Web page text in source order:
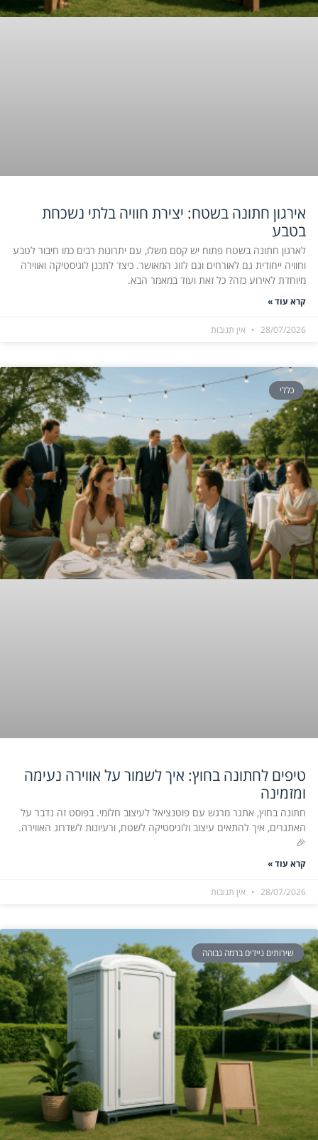
אירגון חתונה בשטח: יצירת חוויה בלתי נשכחת
בטבע
לארגון חתונה בשטח פתוח יש קסם משלו, עם יתרונות רבים כמו חיבור לטבע
וחוויה ייחודית גם לאורחים וגם לזוג המאושר. כיצד לתכנן לוגיסטיקה ואווירה
מיוחדת לאירוע כזה? כל זאת ועוד במאמר הבא.
קרא עוד »
28/07/2026 אין תגובות
כללי
טיפים לחתונה בחוץ: איך לשמור על אווירה נעימה
ומזמינה
חתונה בחוץ, אתגר מרגש עם פוטנציאל לעיצוב חלומי. בפוסט זה נדבר על
האתגרים, איך להתאים עיצוב ולוגיסטיקה לשטח, ורעיונות לשדרוג האווירה.
🎉
קרא עוד »
28/07/2026 אין תגובות
שירותים ניידים ברמה גבוהה